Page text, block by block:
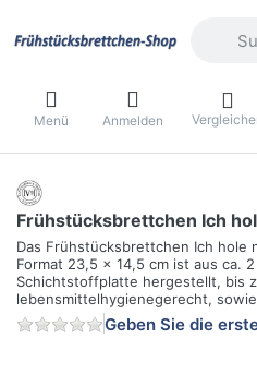
Menü Anmelden
Frühstücksbrettchen Ich
Das Frühstücksbrettchen Ich hole
Format 23,5 x 14,5 cm ist aus ca.
Schichtstoffplatte hergestellt, bis
lebensmittelhygienegerecht,
Geben Sie die